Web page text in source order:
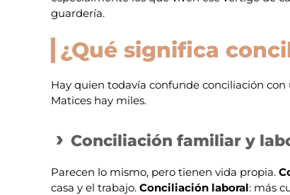
guardería.
¿Qué significa
Hay quien todavía confunde conciliación
Matices hay miles.
Conciliación familiar y
Parecen lo mismo, pero tienen vida propia.
casa y el trabajo. Conciliación laboral: más